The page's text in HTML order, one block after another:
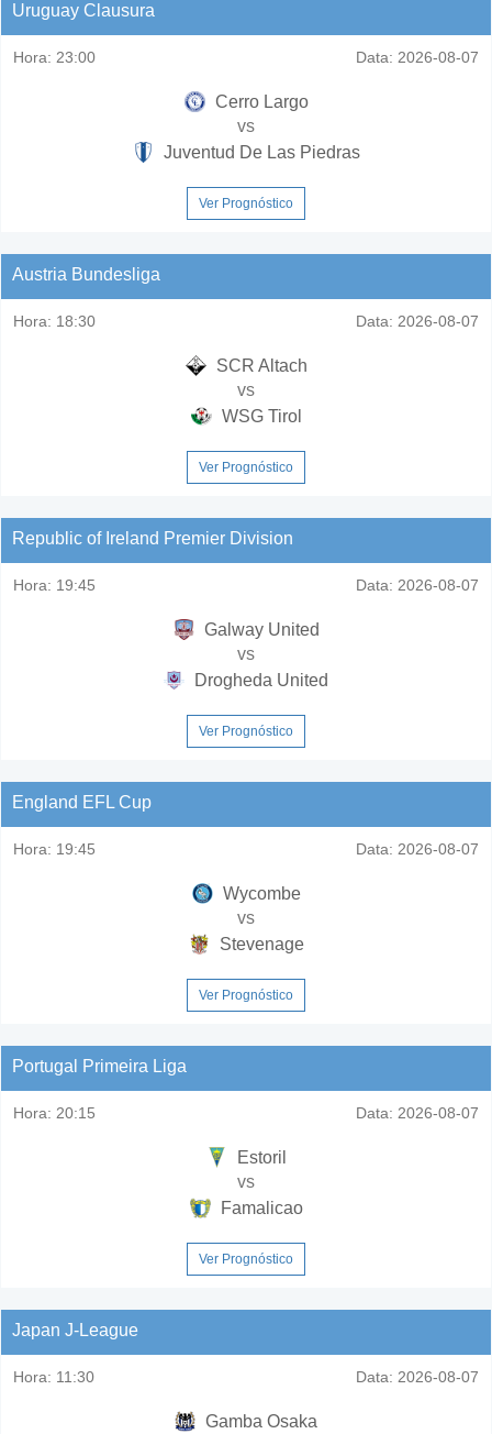
Uruguay Clausura
Hora: 23:00 Data: 2026-08-07
Cerro Largo
vs
Juventud De Las Piedras
Ver Prognóstico
Austria Bundesliga
Hora: 18:30 Data: 2026-08-07
SCR Altach
vs
WSG Tirol
Ver Prognóstico
Republic of Ireland Premier Division
Hora: 19:45 Data: 2026-08-07
Galway United
vs
Drogheda United
Ver Prognóstico
England EFL Cup
Hora: 19:45 Data: 2026-08-07
Wycombe
vs
Stevenage
Ver Prognóstico
Portugal Primeira Liga
Hora: 20:15 Data: 2026-08-07
Estoril
vs
Famalicao
Ver Prognóstico
Japan J-League
Hora: 11:30 Data: 2026-08-07
Gamba Osaka